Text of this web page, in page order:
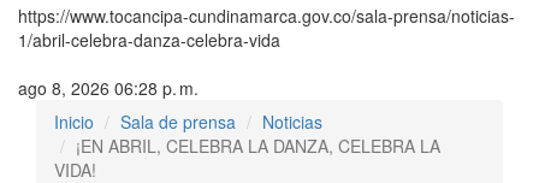
https://www.tocancipa-cundinamarca.gov.co/sala-prensa/noticias-
1/abril-celebra-danza-celebra-vida
ago 8, 2026 06:28 p. m.
Inicio
Sala de prensa
Noticias
¡EN ABRIL, CELEBRA LA DANZA, CELEBRA LA
VIDA!